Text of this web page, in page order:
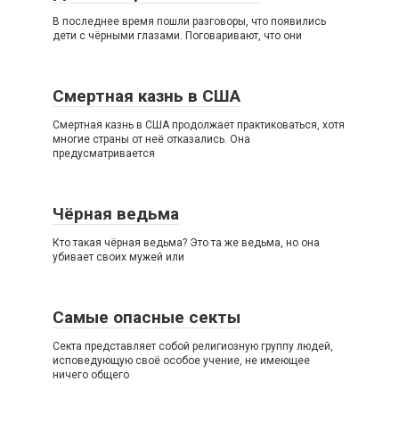
В последнее время пошли разговоры, что появились
дети с чёрными глазами. Поговаривают, что они
Смертная казнь в США
Смертная казнь в США продолжает практиковаться, хотя
многие страны от неё отказались. Она
предусматривается
Чёрная ведьма
Кто такая чёрная ведьма? Это та же ведьма, но она
убивает своих мужей или
Самые опасные секты
Секта представляет собой религиозную группу людей,
исповедующую своё особое учение, не имеющее
ничего общего